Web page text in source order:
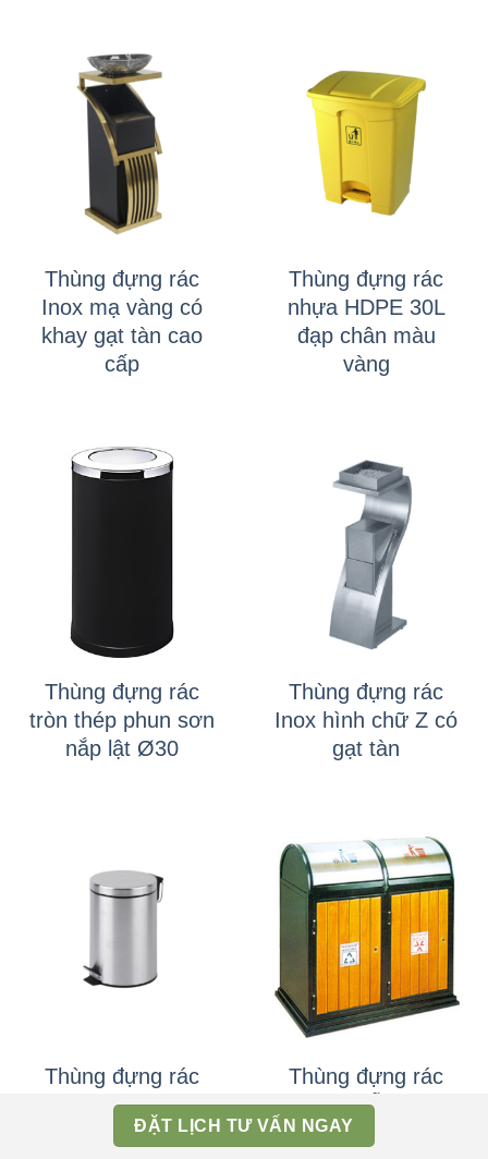
Thùng đựng rác
Inox mạ vàng có
khay gạt tàn cao
cấp
Thùng đựng rác
nhựa HDPE 30L
đạp chân màu
vàng
Thùng đựng rác
tròn thép phun sơn
nắp lật Ø30
Thùng đựng rác
Inox hình chữ Z có
gạt tàn
Thùng đựng rác
inox đạp chân tròn
Thùng đựng rác
inox giả gỗ 2 ngăn
ngoài trời nắp lật
ĐẶT LỊCH TƯ VẤN NGAY